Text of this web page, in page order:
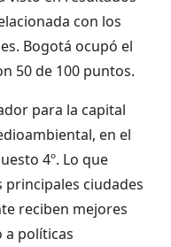
con los
Bogotá ocupó el
50 de 100 puntos.
para la capital
en el
4º. Lo que
principales ciudades
reciben mejores
a políticas